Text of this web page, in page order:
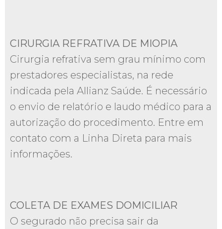
CIRURGIA REFRATIVA DE MIOPIA
Cirurgia refrativa sem grau mínimo com
prestadores especialistas, na rede
indicada pela Allianz Saúde. É necessário
o envio de relatório e laudo médico para a
autorização do procedimento. Entre em
contato com a Linha Direta para mais
informações.
COLETA DE EXAMES DOMICILIAR
O segurado não precisa sair da